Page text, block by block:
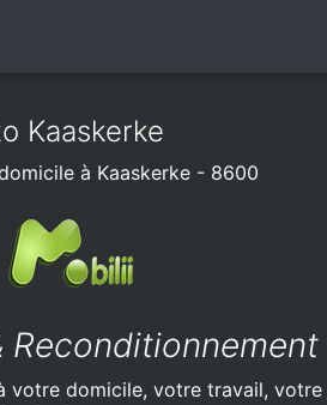
Kaaskerke
à Kaaskerke - 8600
Reconditionnement
votre domicile, votre travail, votre